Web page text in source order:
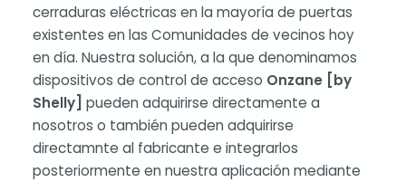
cerraduras eléctricas en la mayoría de puertas
existentes en las Comunidades de vecinos hoy
en día. Nuestra solución, a la que denominamos
dispositivos de control de acceso Onzane [by
Shelly] pueden adquirirse directamente a
nosotros o también pueden adquirirse
directamnte al fabricante e integrarlos
posteriormente en nuestra aplicación mediante